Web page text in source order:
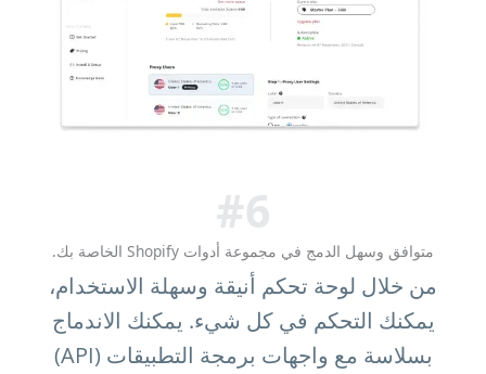
#6
متوافق وسهل الدمج في مجموعة أدوات Shopify الخاصة بك.
من خلال لوحة تحكم أنيقة وسهلة الاستخدام،
يمكنك التحكم في كل شيء. يمكنك الاندماج
بسلاسة مع واجهات برمجة التطبيقات (API)